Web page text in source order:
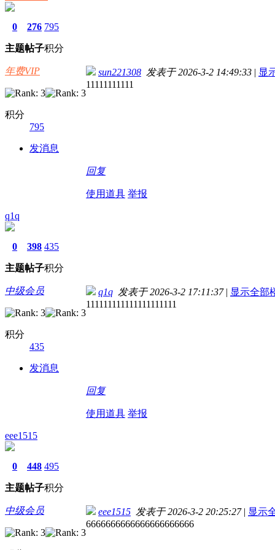
0
主题
276
帖子
795
积分
年费VIP
积分
795
发消息
sun221308 发表于 2026-3-2 14:49:33 | 显
11111111111
回复
使用道具 举报
q1q
0
主题
398
帖子
435
积分
中级会员
积分
435
发消息
q1q 发表于 2026-3-2 17:11:37 | 显示全部
111111111111111111111
回复
使用道具 举报
eee1515
0
主题
448
帖子
495
积分
中级会员 eee1515 发表于 2026-3-2 20:25:27 | 显示
6666666666666666666666